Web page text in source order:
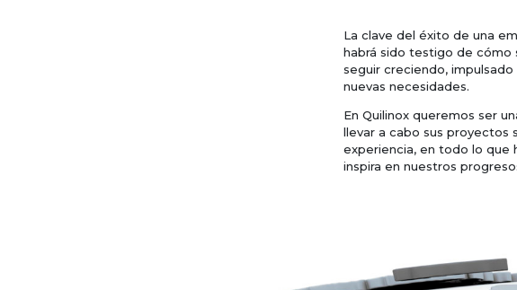
La clave del éxito de una
habrá sido testigo de cómo
seguir creciendo,
nuevas necesidades.
En Quilinox queremos ser
llevar a cabo sus proyectos
experiencia, en todo lo que
inspira en nuestros